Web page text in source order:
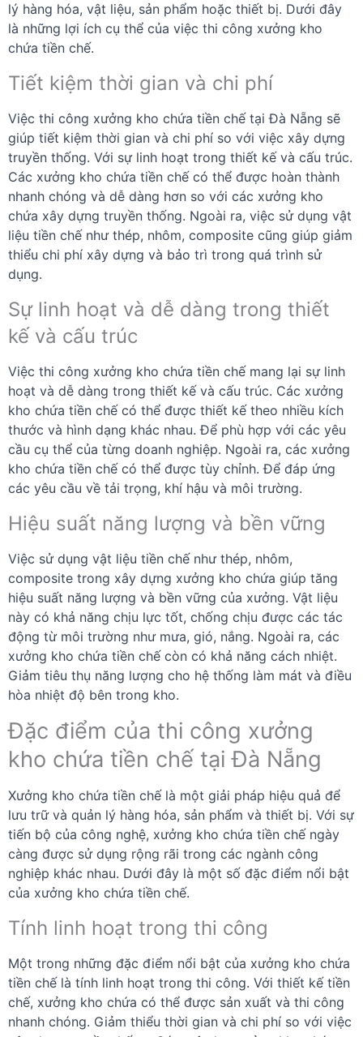
lý hàng hóa, vật liệu, sản phẩm hoặc thiết bị. Dưới đây
là những lợi ích cụ thể của việc thi công xưởng kho
chứa tiền chế.
Tiết kiệm thời gian và chi phí
Việc thi công xưởng kho chứa tiền chế tại Đà Nẵng sẽ
giúp tiết kiệm thời gian và chi phí so với việc xây dựng
truyền thống. Với sự linh hoạt trong thiết kế và cấu trúc.
Các xưởng kho chứa tiền chế có thể được hoàn thành
nhanh chóng và dễ dàng hơn so với các xưởng kho
chứa xây dựng truyền thống. Ngoài ra, việc sử dụng vật
liệu tiền chế như thép, nhôm, composite cũng giúp giảm
thiểu chi phí xây dựng và bảo trì trong quá trình sử
dụng.
Sự linh hoạt và dễ dàng trong thiết
kế và cấu trúc
Việc thi công xưởng kho chứa tiền chế mang lại sự linh
hoạt và dễ dàng trong thiết kế và cấu trúc. Các xưởng
kho chứa tiền chế có thể được thiết kế theo nhiều kích
thước và hình dạng khác nhau. Để phù hợp với các yêu
cầu cụ thể của từng doanh nghiệp. Ngoài ra, các xưởng
kho chứa tiền chế có thể được tùy chỉnh. Để đáp ứng
các yêu cầu về tải trọng, khí hậu và môi trường.
Hiệu suất năng lượng và bền vững
Việc sử dụng vật liệu tiền chế như thép, nhôm,
composite trong xây dựng xưởng kho chứa giúp tăng
hiệu suất năng lượng và bền vững của xưởng. Vật liệu
này có khả năng chịu lực tốt, chống chịu được các tác
động từ môi trường như mưa, gió, nắng. Ngoài ra, các
xưởng kho chứa tiền chế còn có khả năng cách nhiệt.
Giảm tiêu thụ năng lượng cho hệ thống làm mát và điều
hòa nhiệt độ bên trong kho.
Đặc điểm của thi công xưởng
kho chứa tiền chế tại Đà Nẵng
Xưởng kho chứa tiền chế là một giải pháp hiệu quả để
lưu trữ và quản lý hàng hóa, sản phẩm và thiết bị. Với sự
tiến bộ của công nghệ, xưởng kho chứa tiền chế ngày
càng được sử dụng rộng rãi trong các ngành công
nghiệp khác nhau. Dưới đây là một số đặc điểm nổi bật
của xưởng kho chứa tiền chế.
Tính linh hoạt trong thi công
Một trong những đặc điểm nổi bật của xưởng kho chứa
tiền chế là tính linh hoạt trong thi công. Với thiết kế tiền
chế, xưởng kho chứa có thể được sản xuất và thi công
nhanh chóng. Giảm thiểu thời gian và chi phí so với việc